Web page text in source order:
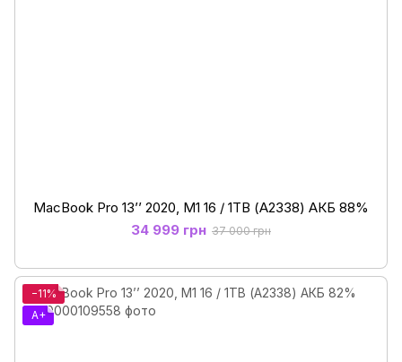
MacBook Pro 13’’ 2020, M1 16 / 1ТB (А2338) АКБ 88%
34 999 грн 37 000 грн
−11%
A+